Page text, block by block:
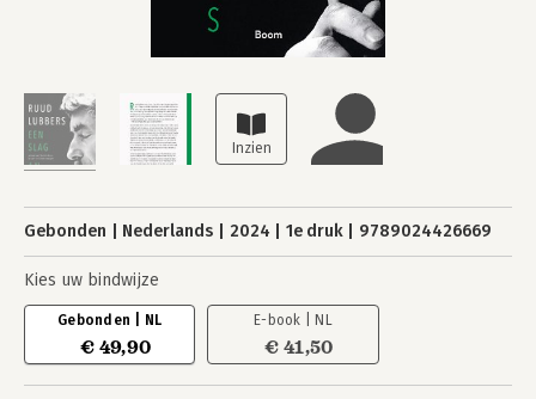
Gebonden Nederlands 2024 1e druk 9789024426669
Kies uw bindwijze
Gebonden | NL
€ 49,90
E-book | NL
€ 41,50